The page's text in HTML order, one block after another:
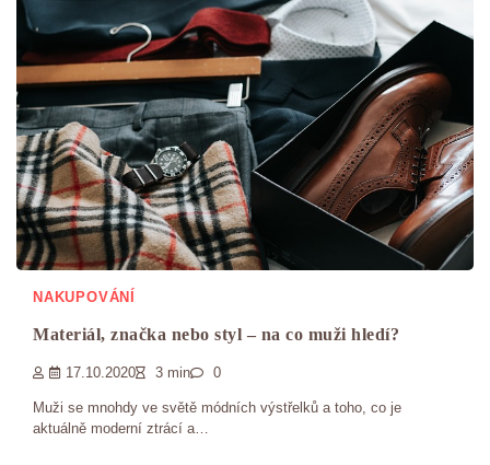
NAKUPOVÁNÍ
Materiál, značka nebo styl – na co muži hledí?
17.10.2020 3 min 0
Muži se mnohdy ve světě módních výstřelků a toho, co je
aktuálně moderní ztrácí a…